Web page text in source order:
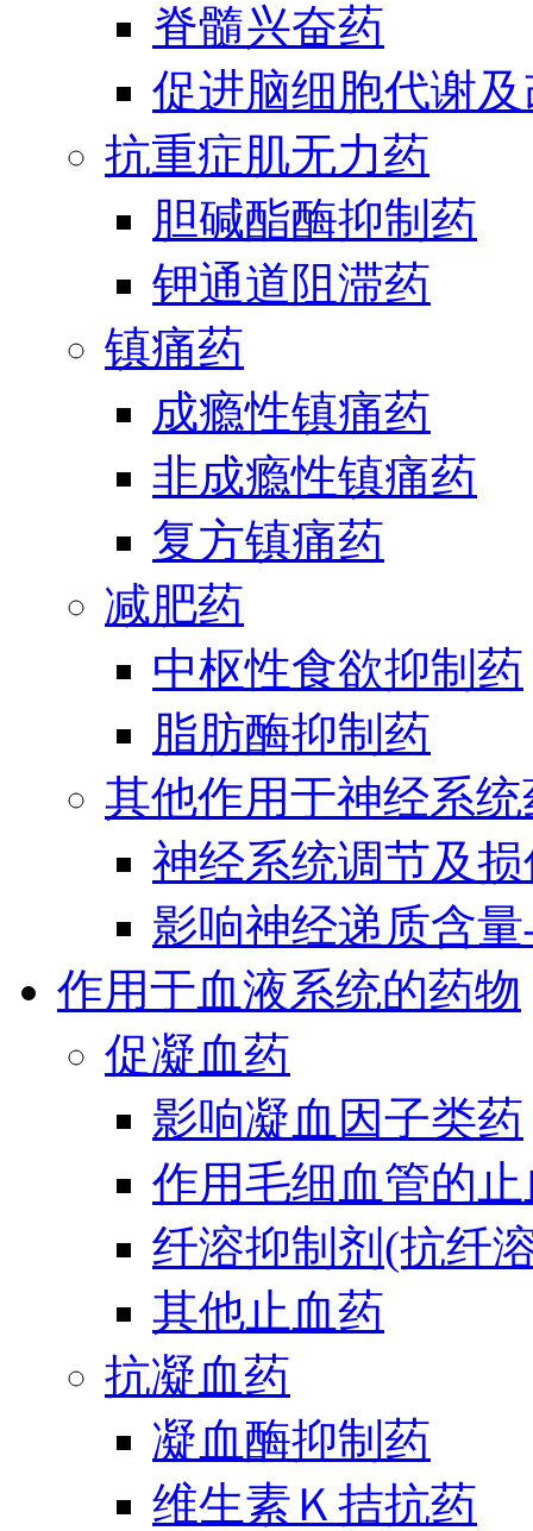
脊髓兴奋药
促进脑细胞代谢
抗重症肌无力药
胆碱酯酶抑制药
钾通道阻滞药
镇痛药
成瘾性镇痛药
非成瘾性镇痛药
复方镇痛药
减肥药
中枢性食欲抑制药
脂肪酶抑制药
其他作用于神经系统
神经系统调节及
影响神经递质含
作用于血液系统的药物
促凝血药
影响凝血因子类药
作用毛细血管的
纤溶抑制剂(抗纤
其他止血药
抗凝血药
凝血酶抑制药
维生素Ｋ拮抗药